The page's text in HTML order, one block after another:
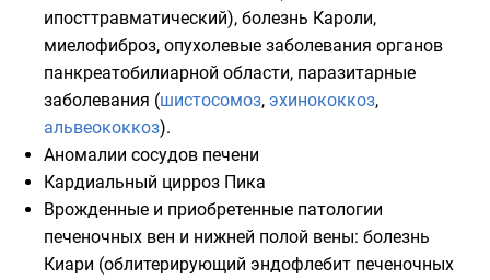
ипосттравматический), болезнь Кароли,
миелофиброз, опухолевые заболевания органов
панкреатобилиарной области, паразитарные
заболевания (шистосомоз, эхинококкоз,
альвеококкоз).
Аномалии сосудов печени
Кардиальный цирроз Пика
Врожденные и приобретенные патологии
печеночных вен и нижней полой вены: болезнь
Киари (облитерирующий эндофлебит печеночных